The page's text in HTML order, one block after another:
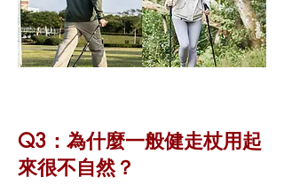
Q3：為什麼一般健走杖用起
來很不自然？